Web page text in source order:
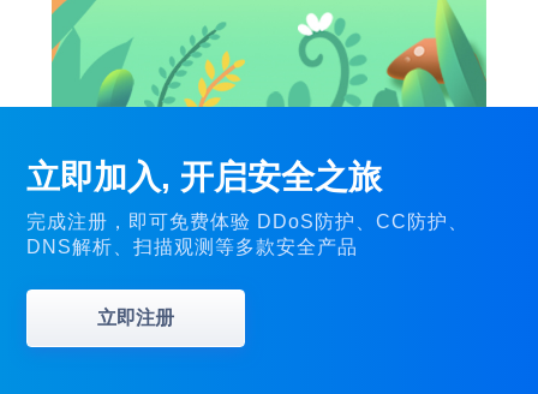
立即加入, 开启安全之旅
完成注册，即可免费体验 DDoS防护、CC防护、
DNS解析、扫描观测等多款安全产品
立即注册